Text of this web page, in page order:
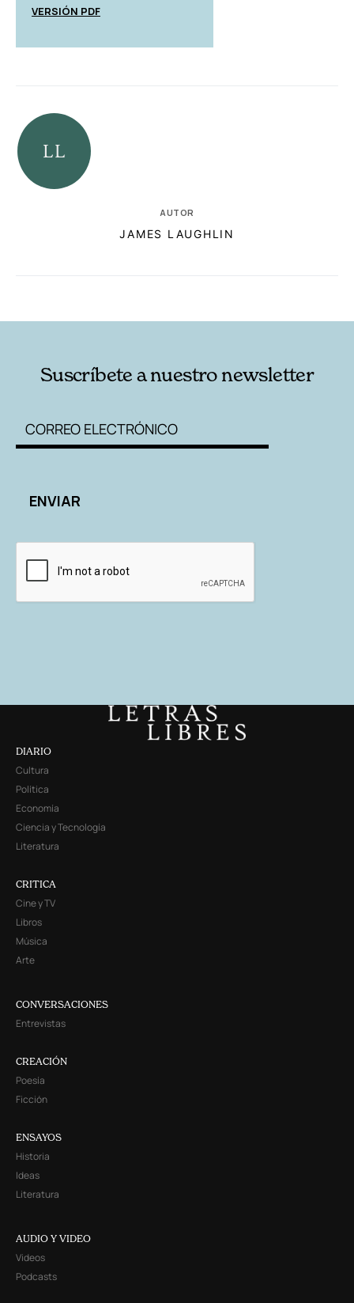
VERSIÓN PDF
AUTOR
JAMES LAUGHLIN
Suscríbete a nuestro newsletter
DIARIO
Cultura
Política
Economía
Ciencia y Tecnología
Literatura
CRITICA
Cine y TV
Libros
Música
Arte
CONVERSACIONES
Entrevistas
CREACIÓN
Poesía
Ficción
ENSAYOS
Historia
Ideas
Literatura
AUDIO Y VIDEO
Videos
Podcasts